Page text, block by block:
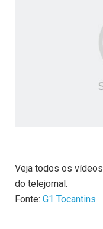
Veja todos os
do telejornal.
Fonte: G1 Tocantins